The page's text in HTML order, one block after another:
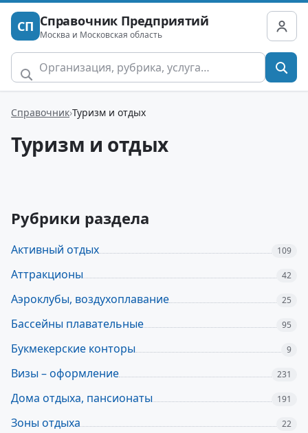
СП Справочник Предприятий
Москва и Московская область
Справочник Туризм и отдых
Туризм и отдых
Рубрики раздела
Активный отдых 109
Аттракционы 42
Аэроклубы, воздухоплавание 25
Бассейны плавательные 95
Букмекерские конторы 9
Визы – оформление 231
Дома отдыха, пансионаты 191
Зоны отдыха 22